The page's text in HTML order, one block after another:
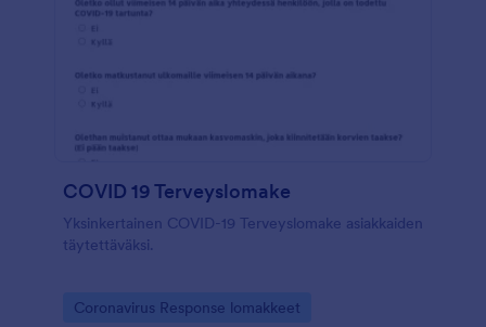
COVID 19 Terveyslomake
Yksinkertainen COVID-19 Terveyslomake asiakkaiden
täytettäväksi.
Go to Category:
Coronavirus Response lomakkeet